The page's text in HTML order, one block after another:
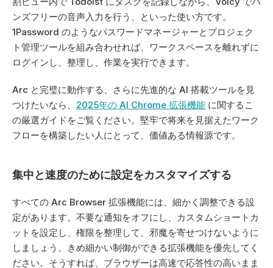
ンズフリーの音声入力を行う、といった使い方です。
1Password のようなパスワードマネージャーとプロジェク
ト管理ツールを組み合わせれば、ワークスペースを離れずに
ログインし、整理し、作業を実行できます。
Arc と完璧に動作する、さらに先進的な AI 搭載ツールを見
つけたいなら、 2025年の AI Chrome 拡張機能 に関するこ
の厳選ガイドをご覧ください。堅牢で将来を見据えたワーク
フローを構築したい人にとって、価値ある情報源です。
集中と速度のために設定をカスタマイズする
すべての Arc Browser 拡張機能には、細かく調整できる設
定があります。不要な通知をオフにし、カスタムショートカ
ットを設定し、権限を整理して、邪魔を寄せつけないように
しましょう。きめ細かい制御ができる拡張機能を優先してく
ださい。そうすれば、ブラウザーは高速で応答性の高いまま